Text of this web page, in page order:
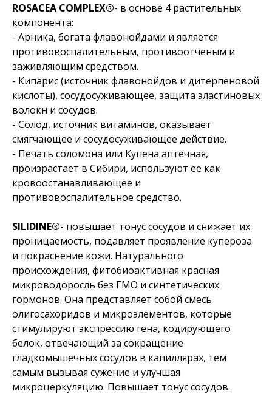
ROSACEA COMPLEX®- в основе 4 растительных
компонента:
- Арника, богата флавонойдами и является
противовоспалительным, противоотченым и
заживляющим средством.
- Кипарис (источник флавонойдов и дитерпеновой
кислоты), сосудосуживающее, защита эластиновых
волокн и сосудов.
- Солод, источник витаминов, оказывает
смягчающее и сосудосуживающее действие.
- Печать соломона или Купена аптечная,
произрастает в Сибири, используют ее как
кровоостанавливающее и
противовоспалительное средство.
SILIDINE®- повышает тонус сосудов и снижает их
проницаемость, подавляет проявление купероза
и покраснение кожи. Натурального
происхождения, фитобиоактивная красная
микроводоросль без ГМО и синтетических
гормонов. Она представляет собой смесь
олигосахоридов и микроэлементов, которые
стимулируют экспрессию гена, кодирующего
белок, отвечающий за сокращение
гладкомышечных сосудов в капиллярах, тем
самым вызывая сужение и улучшая
микроцеркуляцию. Повышает тонус сосудов.